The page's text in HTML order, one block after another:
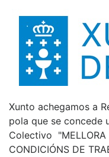
Xunto achegamos a
pola que se concede
Colectivo "MELLORA
CONDICIÓNS DE